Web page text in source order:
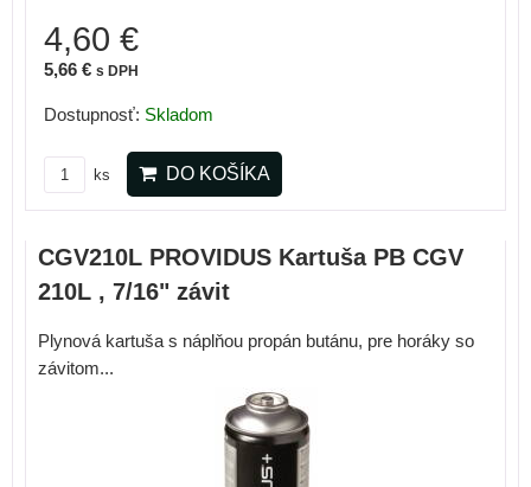
4,60 €
5,66 € s DPH
Dostupnosť: Skladom
ks DO KOŠÍKA
CGV210L PROVIDUS Kartuša PB CGV
210L , 7/16" závit
Plynová kartuša s náplňou propán butánu, pre horáky so
závitom...